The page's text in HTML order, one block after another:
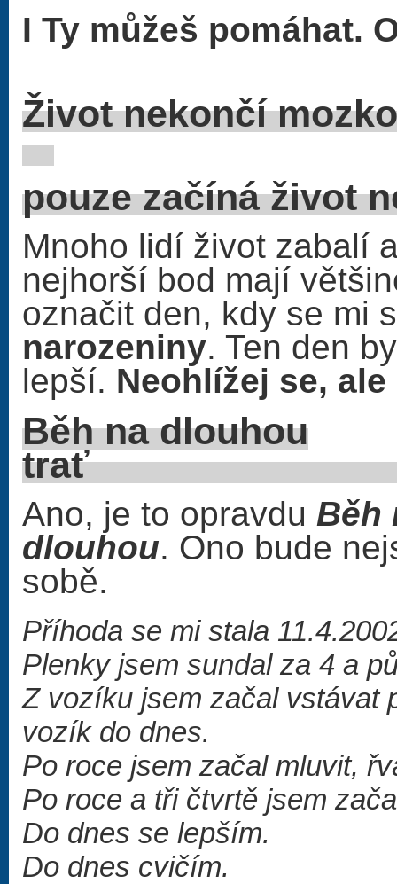
I Ty můžeš pomáhat.
Život nekončí
pouze začíná život
Mnoho lidí život zabalí
nejhorší bod mají
označit den, kdy se mi
narozeniny. Ten den
lepší. Neohlížej se,
Běh na dlouhou
Ano, je to opravdu Běh
dlouhou. Ono bude
sobě.
Příhoda se mi stala
Plenky jsem sundal za 4 a
Z vozíku jsem začal vstávat
vozík do dnes.
Po roce jsem začal mluvit,
Po roce a tři čtvrtě jsem
Do dnes se lepším.
Do dnes cvičím.